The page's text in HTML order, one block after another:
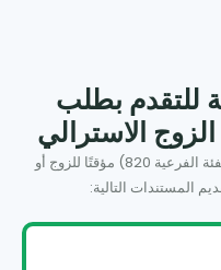
للتقدم بطلب
الاسترالي
للحصول على تأشيرة الزوج الاسترالي (الفئة الفرعية 820) مؤقتًا للزوج أو
المستندات التالية: